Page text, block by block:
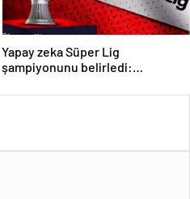
Yapay zeka Süper Lig
şampiyonunu belirledi:
arasında inanılmaz final!